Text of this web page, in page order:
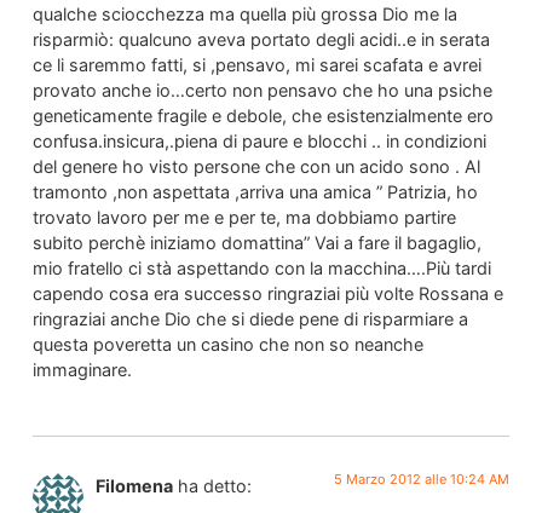
qualche sciocchezza ma quella più grossa Dio me la
risparmiò: qualcuno aveva portato degli acidi..e in serata
ce li saremmo fatti, si ,pensavo, mi sarei scafata e avrei
provato anche io…certo non pensavo che ho una psiche
geneticamente fragile e debole, che esistenzialmente ero
confusa.insicura,.piena di paure e blocchi .. in condizioni
del genere ho visto persone che con un acido sono . Al
tramonto ,non aspettata ,arriva una amica ” Patrizia, ho
trovato lavoro per me e per te, ma dobbiamo partire
subito perchè iniziamo domattina” Vai a fare il bagaglio,
mio fratello ci stà aspettando con la macchina….Più tardi
capendo cosa era successo ringraziai più volte Rossana e
ringraziai anche Dio che si diede pene di risparmiare a
questa poveretta un casino che non so neanche
immaginare.
Filomena ha detto: 5 Marzo 2012 alle 10:24 AM